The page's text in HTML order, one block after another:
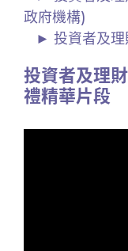
政府機構)
投資者及
投資者及理
禮精華片段